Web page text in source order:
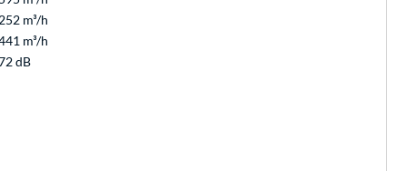
252 m³/h
m³/h
dB